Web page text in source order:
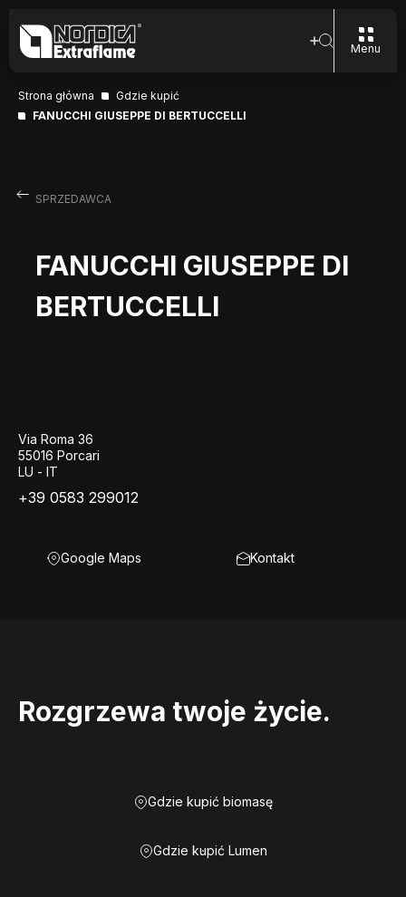
Menu
Strona główna
Gdzie kupić
FANUCCHI GIUSEPPE DI BERTUCCELLI
SPRZEDAWCA
FANUCCHI GIUSEPPE DI
BERTUCCELLI
Via Roma 36
55016 Porcari
LU - IT
+39 0583 299012
Google Maps Kontakt
Rozgrzewa twoje życie.
Gdzie kupić biomasę
Gdzie kupić Lumen